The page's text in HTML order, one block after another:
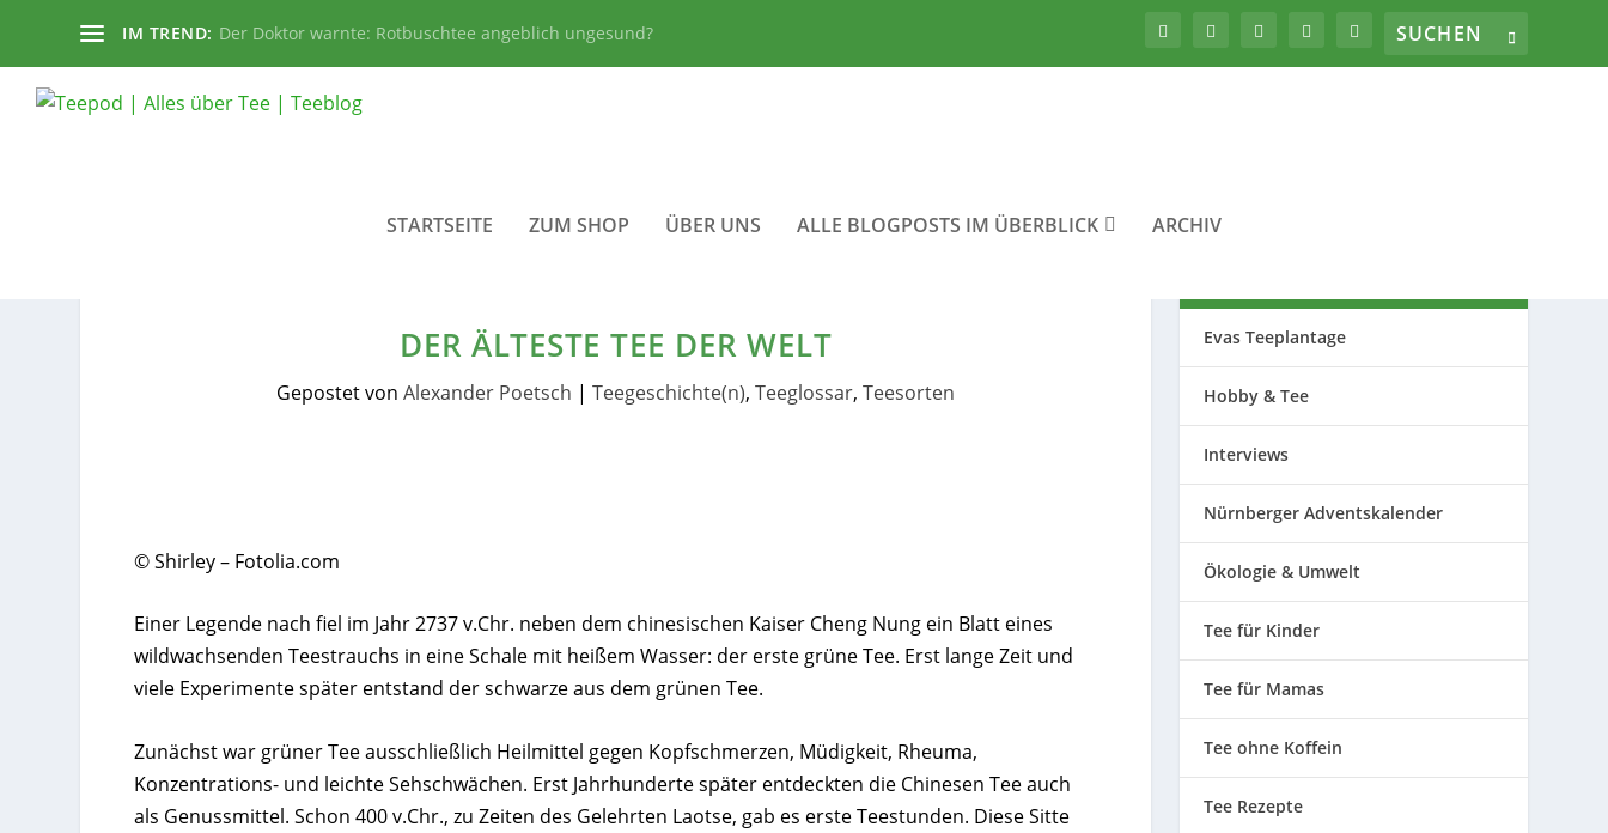
IM TREND: Der Doktor warnte: Rotbuschtee angeblich ungesund?
STARTSEITE ZUM SHOP ÜBER UNS ALLE BLOGPOSTS IM ÜBERBLICK ARCHIV
DER ÄLTESTE TEE DER WELT
Gepostet vonAlexander Poetsch |Teegeschichte(n),Teeglossar,Teesorten
© Shirley – Fotolia.com
Einer Legende nach fiel im Jahr 2737 v.Chr. neben dem chinesischen Kaiser Cheng Nung ein Blatt eines
wildwachsenden Teestrauchs in eine Schale mit heißem Wasser: der erste grüne Tee. Erst lange Zeit und
viele Experimente später entstand der schwarze aus dem grünen Tee.
Zunächst war grüner Tee ausschließlich Heilmittel gegen Kopfschmerzen, Müdigkeit, Rheuma,
Konzentrations- und leichte Sehschwächen. Erst Jahrhunderte später entdeckten die Chinesen Tee auch
als Genussmittel. Schon 400 v.Chr., zu Zeiten des Gelehrten Laotse, gab es erste Teestunden. Diese Sitte
Evas Teeplantage
Hobby & Tee
Interviews
Nürnberger Adventskalender
Ökologie & Umwelt
Tee für Kinder
Tee für Mamas
Tee ohne Koffein
Tee Rezepte